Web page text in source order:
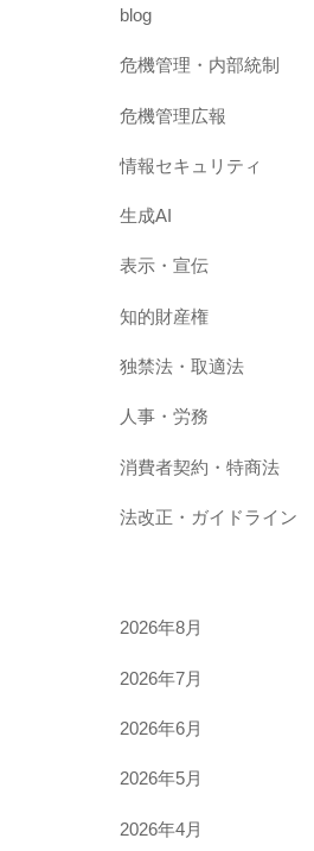
blog
危機管理・内部統制
危機管理広報
情報セキュリティ
生成AI
表示・宣伝
知的財産権
独禁法・取適法
人事・労務
消費者契約・特商法
法改正・ガイドライン
2026年8月
2026年7月
2026年6月
2026年5月
2026年4月